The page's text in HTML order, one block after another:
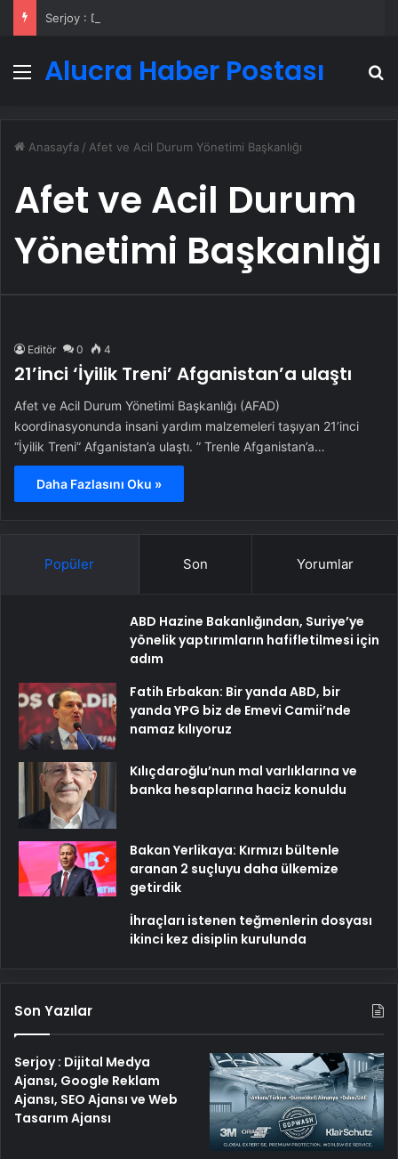
MenüAlucra Haber Postası
Anasayfa / Afet ve Acil Durum Yönetimi Başkanlığı
Afet ve Acil Durum
Yönetimi Başkanlığı
Editör 0 4
21’inci ‘İyilik Treni’ Afganistan’a ulaştı
Afet ve Acil Durum Yönetimi Başkanlığı (AFAD)
koordinasyonunda insani yardım malzemeleri taşıyan 21’inci
“İyilik Treni” Afganistan’a ulaştı. ” Trenle Afganistan’a…
Daha Fazlasını Oku »
Popüler Son Yorumlar
ABD Hazine Bakanlığından, Suriye’ye
yönelik yaptırımların hafifletilmesi için
adım
Fatih Erbakan: Bir yanda ABD, bir
yanda YPG biz de Emevi Camii’nde
namaz kılıyoruz
Kılıçdaroğlu’nun mal varlıklarına ve
banka hesaplarına haciz konuldu
Bakan Yerlikaya: Kırmızı bültenle
aranan 2 suçluyu daha ülkemize
getirdik
İhraçları istenen teğmenlerin dosyası
ikinci kez disiplin kurulunda
Son Yazılar
Serjoy : Dijital Medya
Ajansı, Google Reklam
Ajansı, SEO Ajansı ve Web
Tasarım Ajansı